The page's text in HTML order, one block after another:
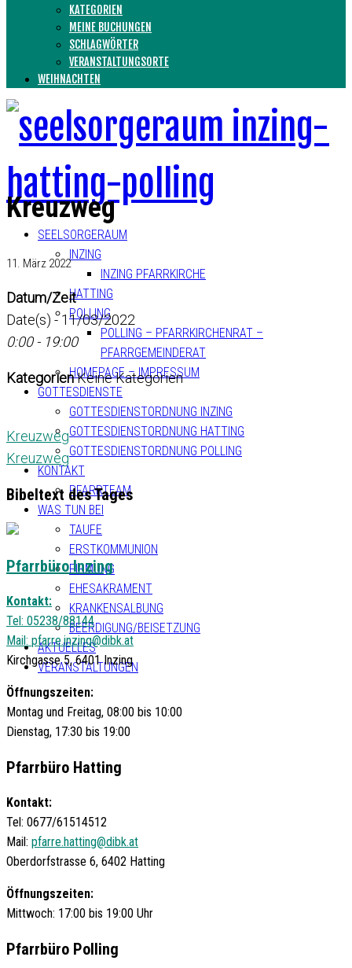
KATEGORIEN
MEINE BUCHUNGEN
SCHLAGWÖRTER
VERANSTALTUNGSORTE
WEIHNACHTEN
SEELSORGERAUM
INZING
INZING PFARRKIRCHE
HATTING
POLLING
POLLING – PFARRKIRCHENRAT –
PFARRGEMEINDERAT
HOMEPAGE – IMPRESSUM
GOTTESDIENSTE
GOTTESDIENSTORDNUNG INZING
GOTTESDIENSTORDNUNG HATTING
GOTTESDIENSTORDNUNG POLLING
KONTAKT
PFARRTEAM
WAS TUN BEI
TAUFE
ERSTKOMMUNION
FIRMUNG
EHESAKRAMENT
KRANKENSALBUNG
BEERDIGUNG/BEISETZUNG
AKTUELLES
VERANSTALTUNGEN
Kreuzweg
11. März 2022
Datum/Zeit
Date(s) - 11/03/2022
0:00 - 19:00
KategorienKeine Kategorien
Kreuzweg
Kreuzweg
Bibeltext des Tages
Pfarrbüro Inzing
Kontakt:
Tel: 05238/88144
Mail: pfarre.inzing@dibk.at
Kirchgasse 5, 6401 Inzing
Öffnungszeiten:
Montag und Freitag, 08:00 bis 10:00
Dienstag, 17:30 bis 19:00
Pfarrbüro Hatting
Kontakt:
Tel: 0677/61514512
Mail: pfarre.hatting@dibk.at
Oberdorfstrasse 6, 6402 Hatting
Öffnungszeiten:
Mittwoch: 17:00 bis 19:00 Uhr
Pfarrbüro Polling